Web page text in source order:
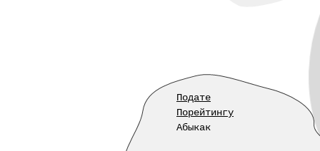
Подате
Порейтингу
Абыкак